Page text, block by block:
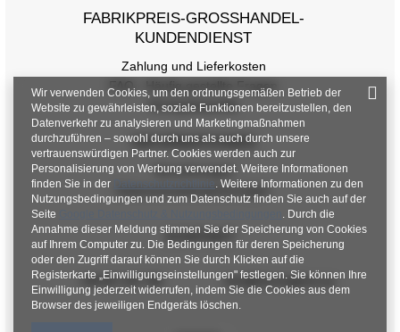
Größentabelle
Maße flach gemessen (+/- 1cm)
Größe
FABRIKPREIS-GROSSHANDEL-K
UNDENDIENST
Zahlung und Lieferkosten
FAQ - Häufig gestellte Fragen
Rückgabepolitik
INFORMATIONEN
Verordnungen
Datenschutzbestimmungen
KONTAKT
+48 601 547 740 hurt@factoryprice.eu
Wir verwenden Cookies, um den ordnungsgemäßen Betrieb der
Website zu gewährleisten, soziale Funktionen bereitzustellen, den
Datenverkehr zu analysieren und Marketingmaßnahmen
durchzuführen – sowohl durch uns als auch durch unsere
vertrauenswürdigen Partner. Cookies werden auch zur
Personalisierung von Werbung verwendet. Weitere Informationen
finden Sie in der
Datenschutzrichtlinie. Weitere Informationen zu den
Nutzungsbedingungen und zum Datenschutz finden Sie auch auf der
Seite
. Durch die
Annahme dieser Meldung stimmen Sie der Speicherung von Cookies
auf Ihrem Computer zu. Die Bedingungen für deren Speicherung
oder den Zugriff darauf können Sie durch Klicken auf die
Registerkarte „Einwilligungseinstellungen" festlegen. Sie können Ihre
Einwilligung jederzeit widerrufen, indem Sie die Cookies aus dem
Browser des jeweiligen Endgeräts löschen.